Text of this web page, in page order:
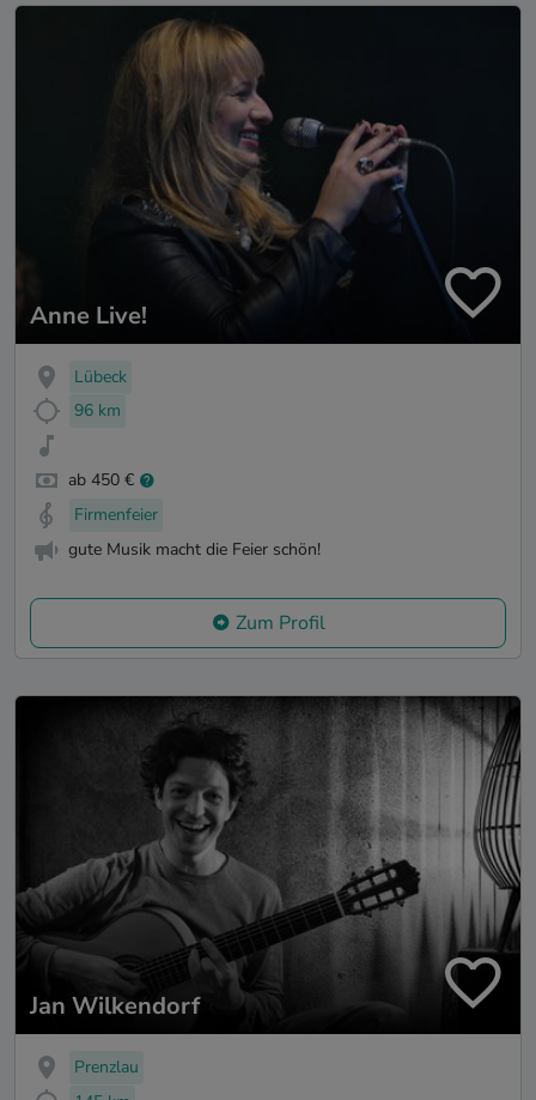
Anne Live!
Lübeck
96 km
ab 450 €
Firmenfeier
gute Musik macht die Feier schön!
Zum Profil
Jan Wilkendorf
Prenzlau